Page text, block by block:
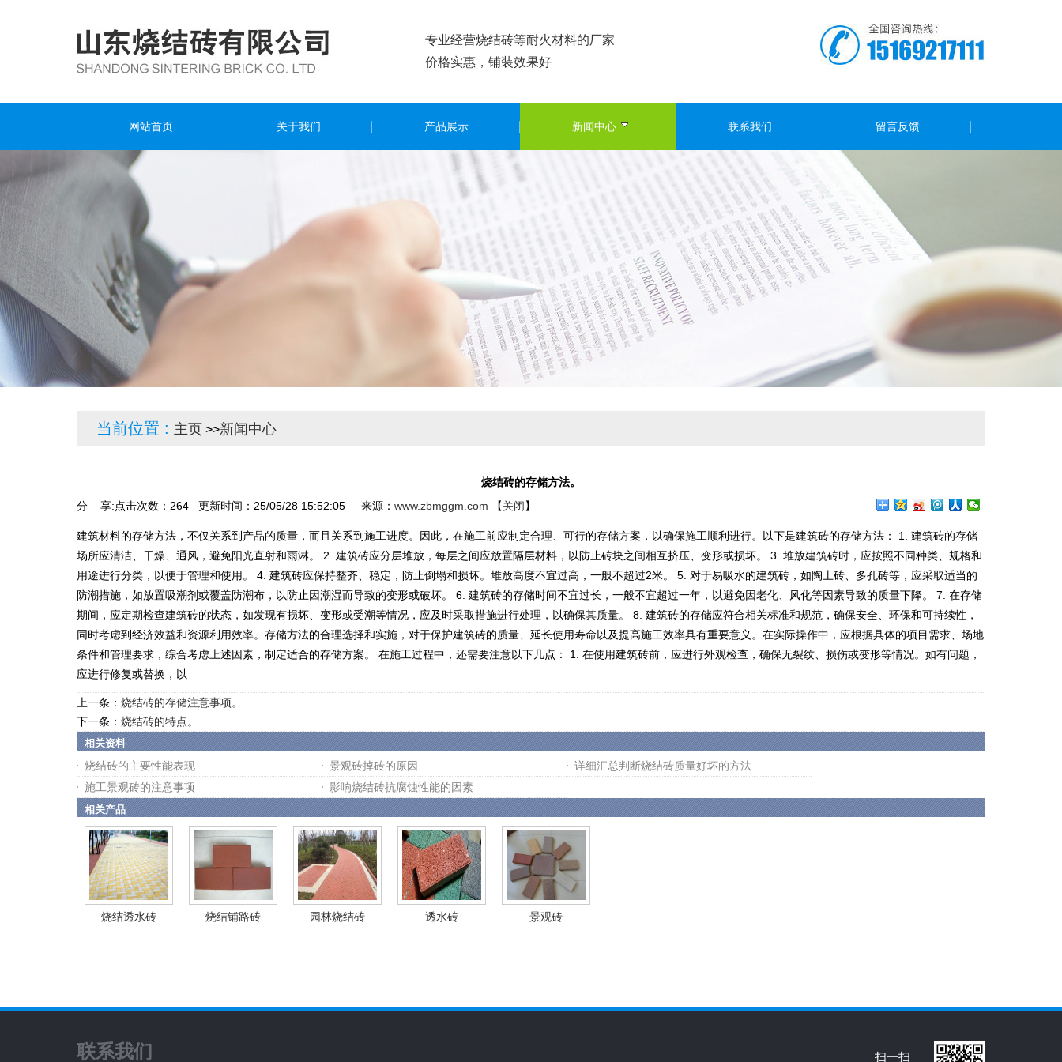
专业经营烧结砖等耐火材料的厂家
价格实惠，铺装效果好
网站首页 关于我们 产品展示 新闻中心 联系我们 留言反馈
当前位置 : 主页 >>新闻中心
烧结砖的存储方法。
点击次数： 264 更新时间：25/05/28 15:52:05 来源： www.zbmggm.com 【关闭】
分 享:
建筑材料的存储方法，不仅关系到产品的质量，而且关系到施工进度。因此，在施工前应制定合理、可行的存储方案，以确保施工顺利进行。以下是建筑砖的存储方法： 1. 建筑砖的存储
场所应清洁、干燥、通风，避免阳光直射和雨淋。 2. 建筑砖应分层堆放，每层之间应放置隔层材料，以防止砖块之间相互挤压、变形或损坏。 3. 堆放建筑砖时，应按照不同种类、规格和
用途进行分类，以便于管理和使用。 4. 建筑砖应保持整齐、稳定，防止倒塌和损坏。堆放高度不宜过高，一般不超过2米。 5. 对于易吸水的建筑砖，如陶土砖、多孔砖等，应采取适当的
防潮措施，如放置吸潮剂或覆盖防潮布，以防止因潮湿而导致的变形或破坏。 6. 建筑砖的存储时间不宜过长，一般不宜超过一年，以避免因老化、风化等因素导致的质量下降。 7. 在存储
期间，应定期检查建筑砖的状态，如发现有损坏、变形或受潮等情况，应及时采取措施进行处理，以确保其质量。 8. 建筑砖的存储应符合相关标准和规范，确保安全、环保和可持续性，
同时考虑到经济效益和资源利用效率。存储方法的合理选择和实施，对于保护建筑砖的质量、延长使用寿命以及提高施工效率具有重要意义。在实际操作中，应根据具体的项目需求、场地
条件和管理要求，综合考虑上述因素，制定适合的存储方案。 在施工过程中，还需要注意以下几点： 1. 在使用建筑砖前，应进行外观检查，确保无裂纹、损伤或变形等情况。如有问题，
应进行修复或替换，以
上一条： 烧结砖的存储注意事项。
下一条： 烧结砖的特点。
相关资料
烧结砖的主要性能表现 景观砖掉砖的原因
详细汇总判断烧结砖质量好坏的方法
施工景观砖的注意事项
影响烧结砖抗腐蚀性能的因素
相关产品
烧结透水砖 烧结铺路砖 园林烧结砖 透水砖 景观砖
联系我们 扫一扫